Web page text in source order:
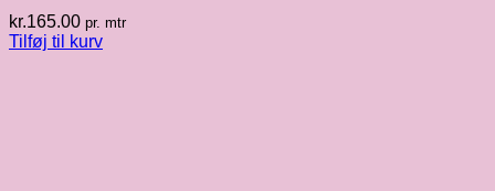
kr.165.00 pr. mtr
Tilføj til kurv